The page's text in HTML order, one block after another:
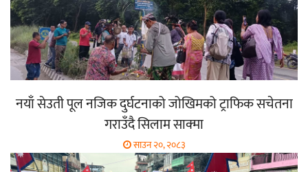
नयाँ सेउती पूल नजिक दुर्घटनाको जोखिमको ट्राफिक सचेतना
गराउँदै सिलाम साक्मा
साउन २०, २०८३